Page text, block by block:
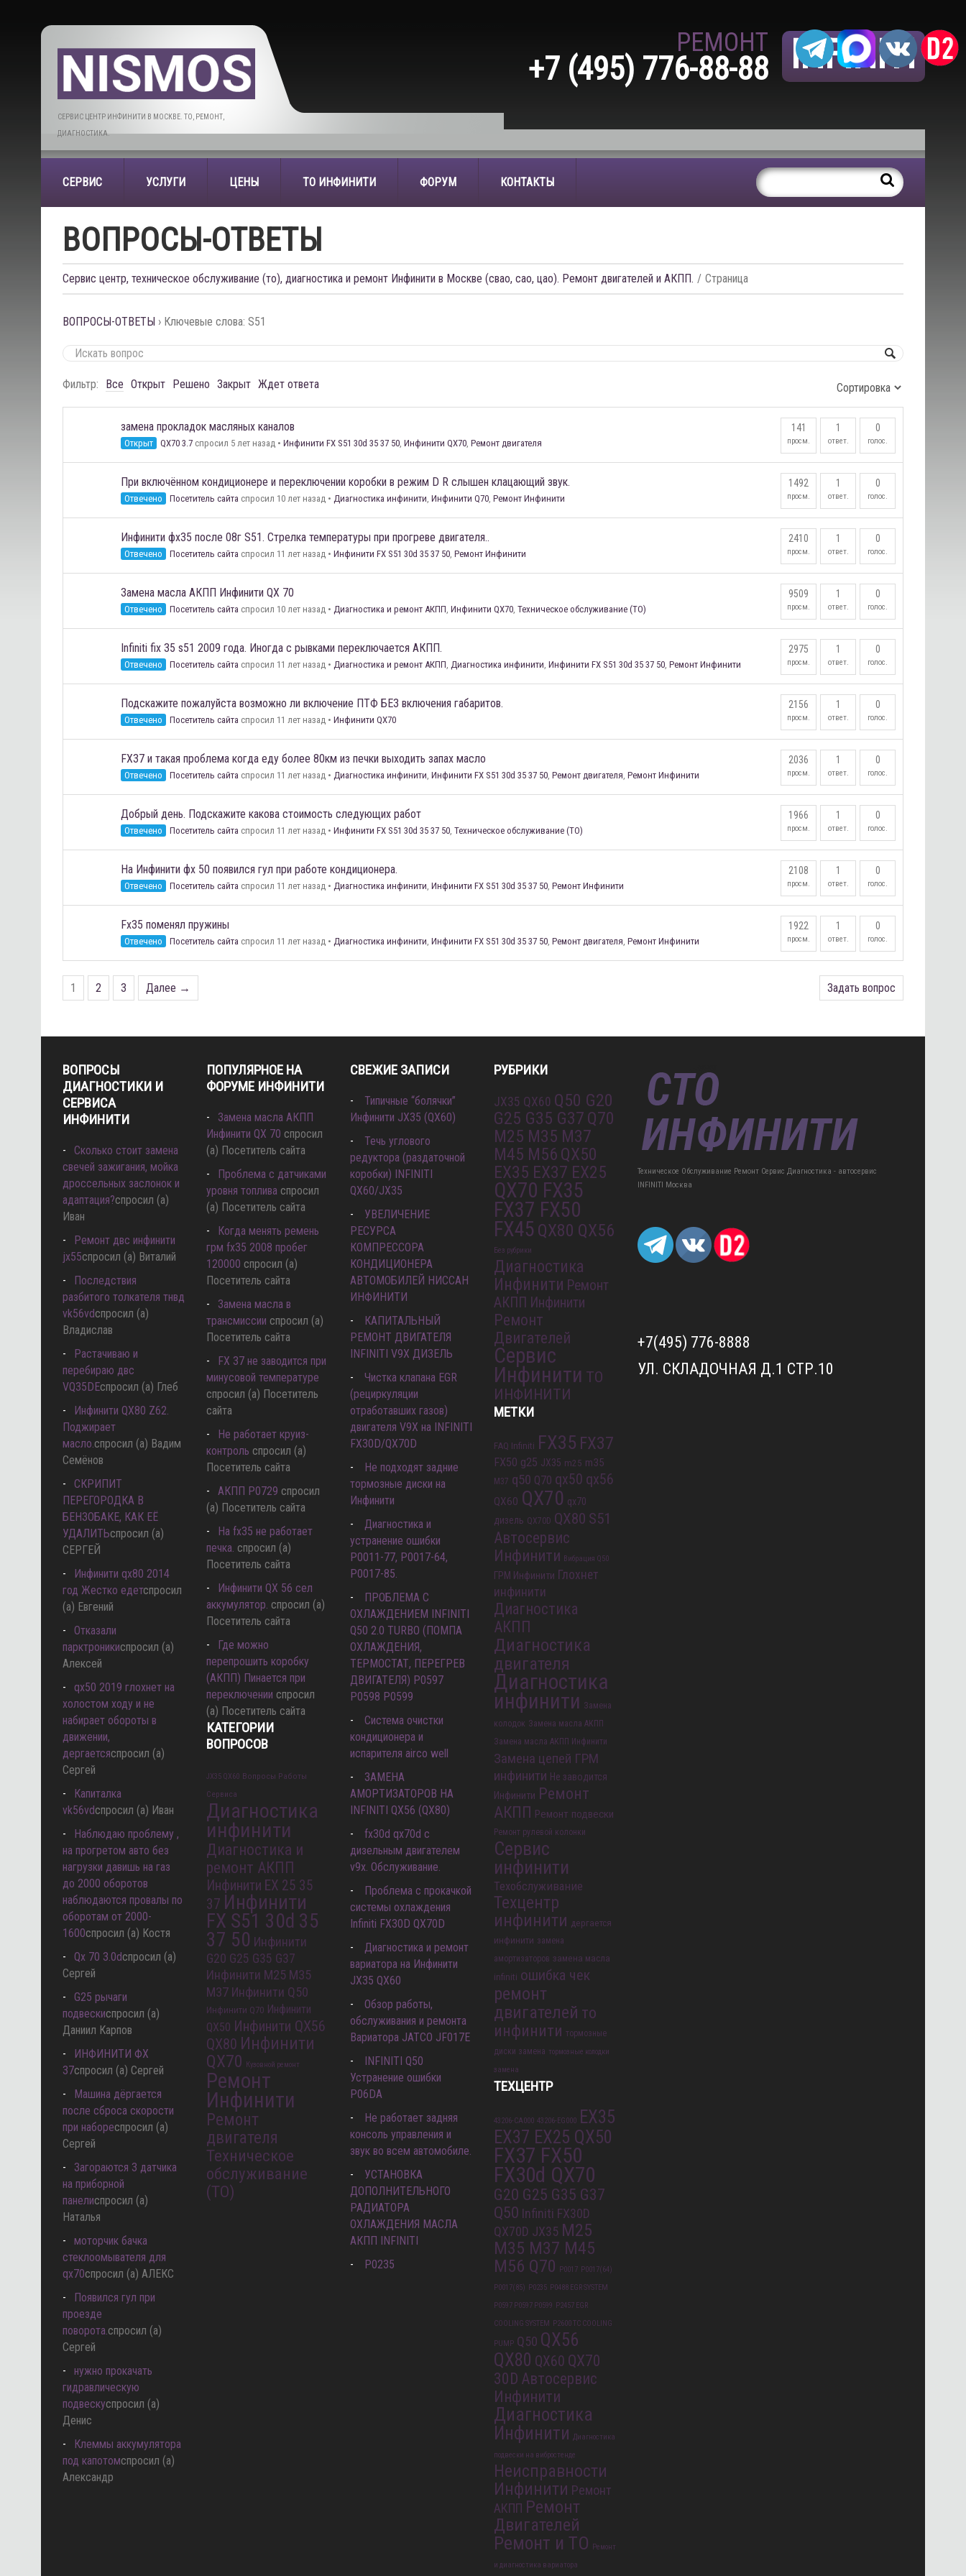
СЕРВИС ЦЕНТР ИНФИНИТИ В МОСКВЕ. ТО, РЕМОНТ,
ДИАГНОСТИКА.
INFINITI
РЕМОНТ
+7 (495) 776-88-88
СЕРВИС УСЛУГИ ЦЕНЫ ТО ИНФИНИТИ ФОРУМ КОНТАКТЫ
ВОПРОСЫ-ОТВЕТЫ
Сервис центр, техническое обслуживание (то), диагностика и ремонт Инфинити в Москве (свао, сао, цао). Ремонт двигателей и АКПП. Страница
ВОПРОСЫ-ОТВЕТЫ › Ключевые слова: S51
Фильтр: Все Открыт Решено Закрыт Ждет ответа
замена прокладок масляных каналов
Открыт QX70 3.7 спросил 5 лет назад • Инфинити FX S51 30d 35 37 50, Инфинити QX70, Ремонт двигателя
141
просм.
1
ответ.
0
голос.
При включённом кондиционере и переключении коробки в режим D R слышен клацающий звук.
Отвечено Посетитель сайта спросил 10 лет назад • Диагностика инфинити, Инфинити Q70, Ремонт Инфинити
1492
просм.
1
ответ.
0
голос.
Инфинити фх35 после 08г S51. Стрелка температуры при прогреве двигателя..
Отвечено Посетитель сайта спросил 11 лет назад • Инфинити FX S51 30d 35 37 50, Ремонт Инфинити
2410
просм.
1
ответ.
0
голос.
Замена масла АКПП Инфинити QX 70
Отвечено Посетитель сайта спросил 10 лет назад • Диагностика и ремонт АКПП, Инфинити QX70, Техническое обслуживание (ТО)
9509
просм.
1
ответ.
0
голос.
Infiniti fix 35 s51 2009 года. Иногда с рывками переключается АКПП.
Отвечено Посетитель сайта спросил 11 лет назад • Диагностика и ремонт АКПП, Диагностика инфинити, Инфинити FX S51 30d 35 37 50, Ремонт Инфинити
2975
просм.
1
ответ.
0
голос.
Подскажите пожалуйста возможно ли включение ПТФ БЕЗ включения габаритов.
Отвечено Посетитель сайта спросил 11 лет назад • Инфинити QX70
2156
просм.
1
ответ.
0
голос.
FX37 и такая проблема когда еду более 80км из печки выходить запах масло
Отвечено Посетитель сайта спросил 11 лет назад • Диагностика инфинити, Инфинити FX S51 30d 35 37 50, Ремонт двигателя, Ремонт Инфинити
2036
просм.
1
ответ.
0
голос.
Добрый день. Подскажите какова стоимость следующих работ
Отвечено Посетитель сайта спросил 11 лет назад • Инфинити FX S51 30d 35 37 50, Техническое обслуживание (ТО)
1966
просм.
1
ответ.
0
голос.
На Инфинити фх 50 появился гул при работе кондиционера.
Отвечено Посетитель сайта спросил 11 лет назад • Диагностика инфинити, Инфинити FX S51 30d 35 37 50, Ремонт Инфинити
2108
просм.
1
ответ.
0
голос.
Fx35 поменял пружины
Отвечено Посетитель сайта спросил 11 лет назад • Диагностика инфинити, Инфинити FX S51 30d 35 37 50, Ремонт двигателя, Ремонт Инфинити
1922
просм.
1
ответ.
0
голос.
1 2 3 Далее → Задать вопрос
ВОПРОСЫ
ДИАГНОСТИКИ И
СЕРВИСА
ИНФИНИТИ
Сколько стоит замена
свечей зажигания, мойка
дроссельных заслонок и
адаптация?спросил (а)
Иван
Ремонт двс инфинити
jx55спросил (а) Виталий
Последствия
разбитого толкателя тнвд
vk56vdспросил (а)
Владислав
Растачиваю и
перебираю двс
VQ35DEспросил (а) Глеб
Инфинити QX80 Z62.
Поджирает
масло.спросил (а) Вадим
Семёнов
СКРИПИТ
ПЕРЕГОРОДКА В
БЕНЗОБАКЕ, КАК ЕЁ
УДАЛИТЬспросил (а)
СЕРГЕЙ
Инфинити qx80 2014
год Жестко едетспросил
(а) Евгений
Отказали
парктроникиспросил (а)
Алексей
qx50 2019 глохнет на
холостом ходу и не
набирает обороты в
движении,
дергаетсяспросил (а)
Сергей
Капиталка
vk56vdспросил (а) Иван
Наблюдаю проблему ,
на прогретом авто без
нагрузки давишь на газ
до 2000 оборотов
наблюдаются провалы по
оборотам от 2000-
1600спросил (а) Костя
Qx 70 3.0dспросил (а)
Сергей
G25 рычаги
подвескиспросил (а)
Даниил Карпов
ИНФИНИТИ ФХ
37спросил (а) Сергей
Машина дёргается
после сброса скорости
при набореспросил (а)
Сергей
Загораются 3 датчика
на приборной
панелиспросил (а)
Наталья
моторчик бачка
стеклоомывателя для
qx70спросил (а) АЛЕКС
Появился гул при
проезде
поворота.спросил (а)
Сергей
нужно прокачать
гидравлическую
подвескуспросил (а)
Денис
Клеммы аккумулятора
под капотомспросил (а)
Александр
ПОПУЛЯРНОЕ НА
ФОРУМЕ ИНФИНИТИ
Замена масла АКПП
Инфинити QX 70 спросил
(а) Посетитель сайта
Проблема с датчиками
уровня топлива спросил
(а) Посетитель сайта
Когда менять ремень
грм fx35 2008 пробег
120000 спросил (а)
Посетитель сайта
Замена масла в
трансмиссии спросил (а)
Посетитель сайта
FX 37 не заводится при
минусовой температуре
спросил (а) Посетитель
сайта
Не работает круиз-
контроль спросил (а)
Посетитель сайта
АКПП P0729 спросил
(а) Посетитель сайта
Hа fx35 не работает
печка. спросил (а)
Посетитель сайта
Инфинити QX 56 сел
аккумулятор. спросил (а)
Посетитель сайта
Где можно
перепрошить коробку
(АКПП) Пинается при
переключении спросил
(а) Посетитель сайта
КАТЕГОРИИ
ВОПРОСОВ
JX35 QX60 Вопросы Работы
Сервиса
Диагностика
инфинити
Диагностика и
ремонт АКПП
Инфинити EX 25 35
37 Инфинити
FX S51 30d 35
37 50 Инфинити
G20 G25 G35 G37
Инфинити M25 M35
M37 Инфинити Q50
Инфинити Q70 Инфинити
QX50 Инфинити QX56
QX80 Инфинити
QX70
Кузовной ремонт
Ремонт
Инфинити
Ремонт
двигателя
Техническое
обслуживание
(ТО)
СВЕЖИЕ ЗАПИСИ
Типичные “болячки”
Инфинити JX35 (QX60)
Течь углового
редуктора (раздаточной
коробки) INFINITI
QX60/JX35
УВЕЛИЧЕНИЕ
РЕСУРСА
КОМПРЕССОРА
КОНДИЦИОНЕРА
АВТОМОБИЛЕЙ НИССАН
ИНФИНИТИ
КАПИТАЛЬНЫЙ
РЕМОНТ ДВИГАТЕЛЯ
INFINITI V9X ДИЗЕЛЬ
Чистка клапана EGR
(рециркуляции
отработавших газов)
двигателя V9X на INFINITI
FX30D/QX70D
Не подходят задние
тормозные диски на
Инфинити
Диагностика и
устранение ошибки
Р0011-77, P0017-64,
P0017-85.
ПРОБЛЕМА С
ОХЛАЖДЕНИЕМ INFINITI
Q50 2.0 TURBO (ПОМПА
ОХЛАЖДЕНИЯ,
ТЕРМОСТАТ, ПЕРЕГРЕВ
ДВИГАТЕЛЯ) P0597
P0598 P0599
Система очистки
кондиционера и
испарителя airco well
ЗАМЕНА
АМОРТИЗАТОРОВ НА
INFINITI QX56 (QX80)
fx30d qx70d с
дизельным двигателем
v9x. Обслуживание.
Проблема с прокачкой
системы охлаждения
Infiniti FX30D QX70D
Диагностика и ремонт
вариатора на Инфинити
JX35 QX60
Обзор работы,
обслуживания и ремонта
Вариатора JATCO JF017E
INFINITI Q50
Устранение ошибки
P06DA
Не работает задняя
консоль управления и
звук во всем автомобиле.
УСТАНОВКА
ДОПОЛНИТЕЛЬНОГО
РАДИАТОРА
ОХЛАЖДЕНИЯ МАСЛА
АКПП INFINITI
P0235
РУБРИКИ
JX35 QX60 Q50 G20
G25 G35 G37 Q70
M25 M35 M37
M45 M56 QX50
EX35 EX37 EX25
QX70 FX35
FX37 FX50
FX45 QX80 QX56
Без рубрики
Диагностика
Инфинити Ремонт
АКПП Инфинити
Ремонт
Двигателей
Сервис
Инфинити ТО
ИНФИНИТИ
МЕТКИ
FAQ Infiniti FX35 FX37
FX50 g25 JX35 m25 m35
M37 q50 Q70 qx50 qx56
QX60 QX70 qx70
дизель QX70D QX80 S51
Автосервис
Инфинити Вибрация Q50
ГРМ Инфинити Глохнет
инфинити
Диагностика
АКПП
Диагностика
двигателя
Диагностика
инфинити Замена
колодок Замена масла АКПП
Замена масла АКПП Инфинити
Замена цепей ГРМ
инфинити Не заводится
Инфинити Ремонт
АКПП Ремонт подвески
Ремонт рулевой колонки
Сервис
инфинити
Техобслуживание
Техцентр
инфинити дергается
инфинити замена
амортизаторов замена масла
infiniti ошибка чек
ремонт
двигателей то
инфинити тормозные
диски замена тормозные колодки
замена
ТЕХЦЕНТР
43206-CA000 43206-EG000
EX35
EX37 EX25 QX50
FX37 FX50
FX30d QX70
G20 G25 G35 G37
Q50 Infiniti FX30D
QX70D JX35 M25
M35 M37 M45
M56 Q70
P0017 P0017(64)
P0017(85) P0235 P0488 EGR SYSTEM
P0597 P0597 P0599 P2457 EGR
COOLING SYSTEM
P2600 TC COOLING
PUMP Q50 QX56
QX80 QX60 QX70
30D Автосервис
Инфинити
Диагностика
Инфинити Диагностика
подвески на вибростенде
Неисправности
Инфинити Ремонт
АКПП Ремонт
Двигателей
Ремонт и ТО
Ремонт
и диагностика вариатора
Техническое Обслуживание Ремонт Сервис Диагностика - автосервис
INFINITI Москва
+7(495) 776-8888
УЛ. СКЛАДОЧНАЯ Д.1 СТР.10